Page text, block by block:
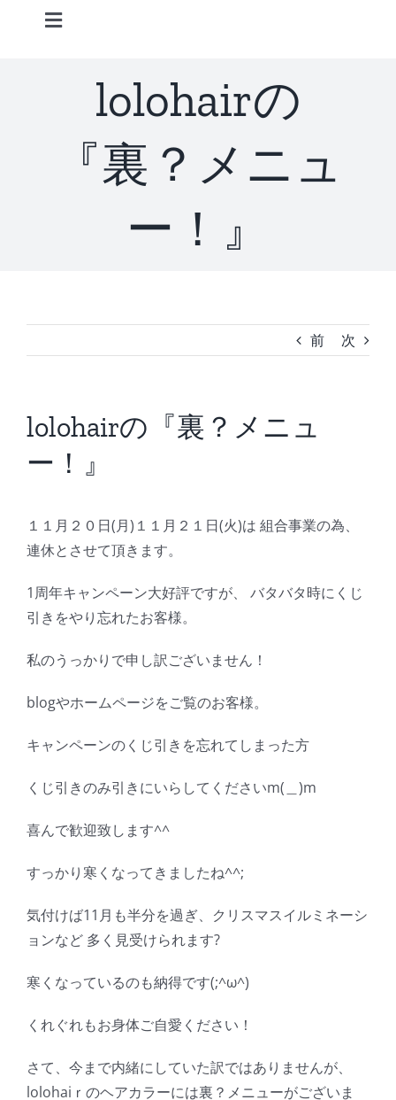
Toggle
ACCESS
BLOG
Reservation
lolohairの
『裏？メニュ
ー！』
前 次
lolohairの『裏？メニュ
ー！』
１１月２０日(月)１１月２１日(火)は 組合事業の為、
連休とさせて頂きます。
1周年キャンペーン大好評ですが、 バタバタ時にくじ
引きをやり忘れたお客様。
私のうっかりで申し訳ございません！
blogやホームページをご覧のお客様。
キャンペーンのくじ引きを忘れてしまった方
くじ引きのみ引きにいらしてくださいm(＿)m
喜んで歓迎致します^^
すっかり寒くなってきましたね^^;
気付けば11月も半分を過ぎ、クリスマスイルミネーシ
ョンなど 多く見受けられます?
寒くなっているのも納得です(;^ω^)
くれぐれもお身体ご自愛ください！
さて、今まで内緒にしていた訳ではありませんが、
lolohaiｒのヘアカラーには裏？メニューがございま